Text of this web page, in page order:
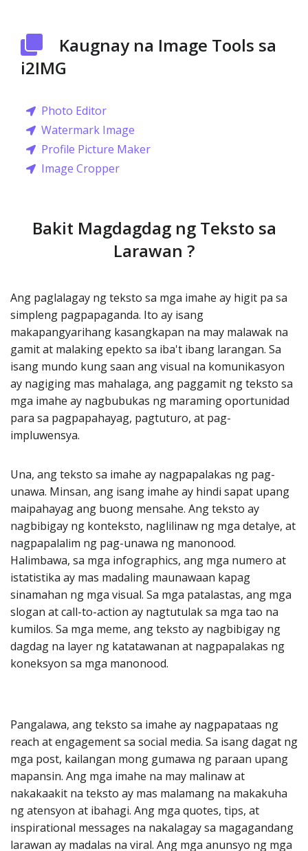
Kaugnay na Image Tools sa
i2IMG
Photo Editor
Watermark Image
Profile Picture Maker
Image Cropper
Bakit Magdagdag ng Teksto sa
Larawan ?
Ang paglalagay ng teksto sa mga imahe ay higit pa sa
simpleng pagpapaganda. Ito ay isang
makapangyarihang kasangkapan na may malawak na
gamit at malaking epekto sa iba't ibang larangan. Sa
isang mundo kung saan ang visual na komunikasyon
ay nagiging mas mahalaga, ang paggamit ng teksto sa
mga imahe ay nagbubukas ng maraming oportunidad
para sa pagpapahayag, pagtuturo, at pag-
impluwensya.
Una, ang teksto sa imahe ay nagpapalakas ng pag-
unawa. Minsan, ang isang imahe ay hindi sapat upang
maipahayag ang buong mensahe. Ang teksto ay
nagbibigay ng konteksto, naglilinaw ng mga detalye, at
nagpapalalim ng pag-unawa ng manonood.
Halimbawa, sa mga infographics, ang mga numero at
istatistika ay mas madaling maunawaan kapag
sinamahan ng mga visual. Sa mga patalastas, ang mga
slogan at call-to-action ay nagtutulak sa mga tao na
kumilos. Sa mga meme, ang teksto ay nagbibigay ng
dagdag na layer ng katatawanan at nagpapalakas ng
koneksyon sa mga manonood.
Pangalawa, ang teksto sa imahe ay nagpapataas ng
reach at engagement sa social media. Sa isang dagat ng
mga post, kailangan mong gumawa ng paraan upang
mapansin. Ang mga imahe na may malinaw at
nakakaakit na teksto ay mas malamang na makakuha
ng atensyon at ibahagi. Ang mga quotes, tips, at
inspirational messages na nakalagay sa magagandang
larawan ay madalas na viral. Ang mga anunsyo ng mga